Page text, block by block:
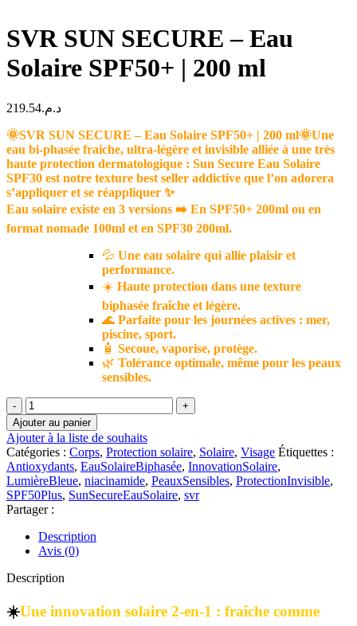
SVR SUN SECURE – Eau
Solaire SPF50+ | 200 ml
د.م.219.54
🌞SVR SUN SECURE – Eau Solaire SPF50+ | 200 ml🌞Une
eau bi-phasée fraiche, ultra-légère et invisible alliée à une très
haute protection dermatologique : Sun Secure Eau Solaire
SPF30 est notre texture best seller addictive que l’on adorera
s’appliquer et se réappliquer ✨
Eau solaire existe en 3 versions ➡️ En SPF50+ 200ml ou en
format nomade 100ml et en SPF30 200ml.
💦 Une eau solaire qui allie plaisir et
performance.
☀️ Haute protection dans une texture
biphasée fraîche et légère.
🌊 Parfaite pour les journées actives : mer,
piscine, sport.
🧴 Secoue, vaporise, protège.
🌿 Tolérance optimale, même pour les peaux
sensibles.
quantité
de
SVR
SUN
SECURE
–
Eau
Solaire
SPF50+ |
200
ml
Ajouter au panier
Ajouter à la liste de souhaits
Catégories : Corps, Protection solaire, Solaire, Visage Étiquettes :
Antioxydants, EauSolaireBiphasée, InnovationSolaire,
LumièreBleue, niacinamide, PeauxSensibles, ProtectionInvisible,
SPF50Plus, SunSecureEauSolaire, svr
Partager :
Description
Avis (0)
Description
☀️Une innovation solaire 2-en-1 : fraîche comme